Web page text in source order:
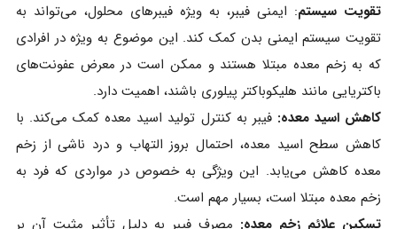
تقویت سیستم: ایمنی فیبر، به ویژه فیبرهای محلول، می‌تواند به
تقویت سیستم ایمنی بدن کمک کند. این موضوع به ویژه در افرادی
که به زخم معده مبتلا هستند و ممکن است در معرض عفونت‌های
باکتریایی مانند هلیکوباکتر پیلوری باشند، اهمیت دارد.
کاهش اسید معده:فیبر به کنترل تولید اسید معده کمک می‌کند. با
کاهش سطح اسید معده، احتمال بروز التهاب و درد ناشی از زخم
معده کاهش می‌یابد. این ویژگی به خصوص در مواردی که فرد به
زخم معده مبتلا است، بسیار مهم است.
تسکین علائم زخم معده: مصرف فیبر به دلیل تأثیر مثبت آن بر